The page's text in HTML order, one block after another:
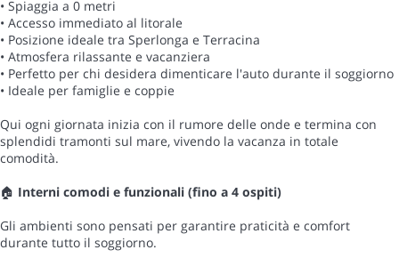
• Spiaggia a 0 metri
• Accesso immediato al litorale
• Posizione ideale tra Sperlonga e Terracina
• Atmosfera rilassante e vacanziera
• Perfetto per chi desidera dimenticare l'auto durante il soggiorno
• Ideale per famiglie e coppie
Qui ogni giornata inizia con il rumore delle onde e termina con
splendidi tramonti sul mare, vivendo la vacanza in totale
comodità.
🏠 Interni comodi e funzionali (fino a 4 ospiti)
Gli ambienti sono pensati per garantire praticità e comfort
durante tutto il soggiorno.